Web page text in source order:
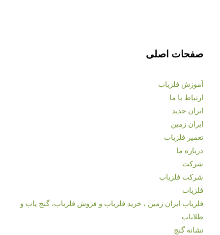
صفحات اصلی
آموزش فلزیاب
ارتباط با ما
ایران جدید
ایران زمین
تعمیر فلزیاب
درباره ما
شرکت
شرکت فلزیاب
فلزیاب
فلزیاب ایران زمین ، خرید فلزیاب و فروش فلزیاب، گنج یاب و
طلایاب
نشانه گنج